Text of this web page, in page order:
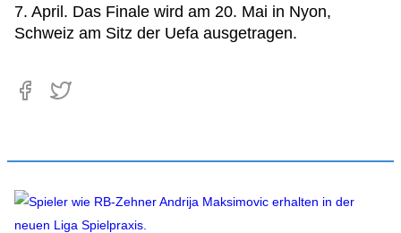
7. April. Das Finale wird am 20. Mai in Nyon,
Schweiz am Sitz der Uefa ausgetragen.